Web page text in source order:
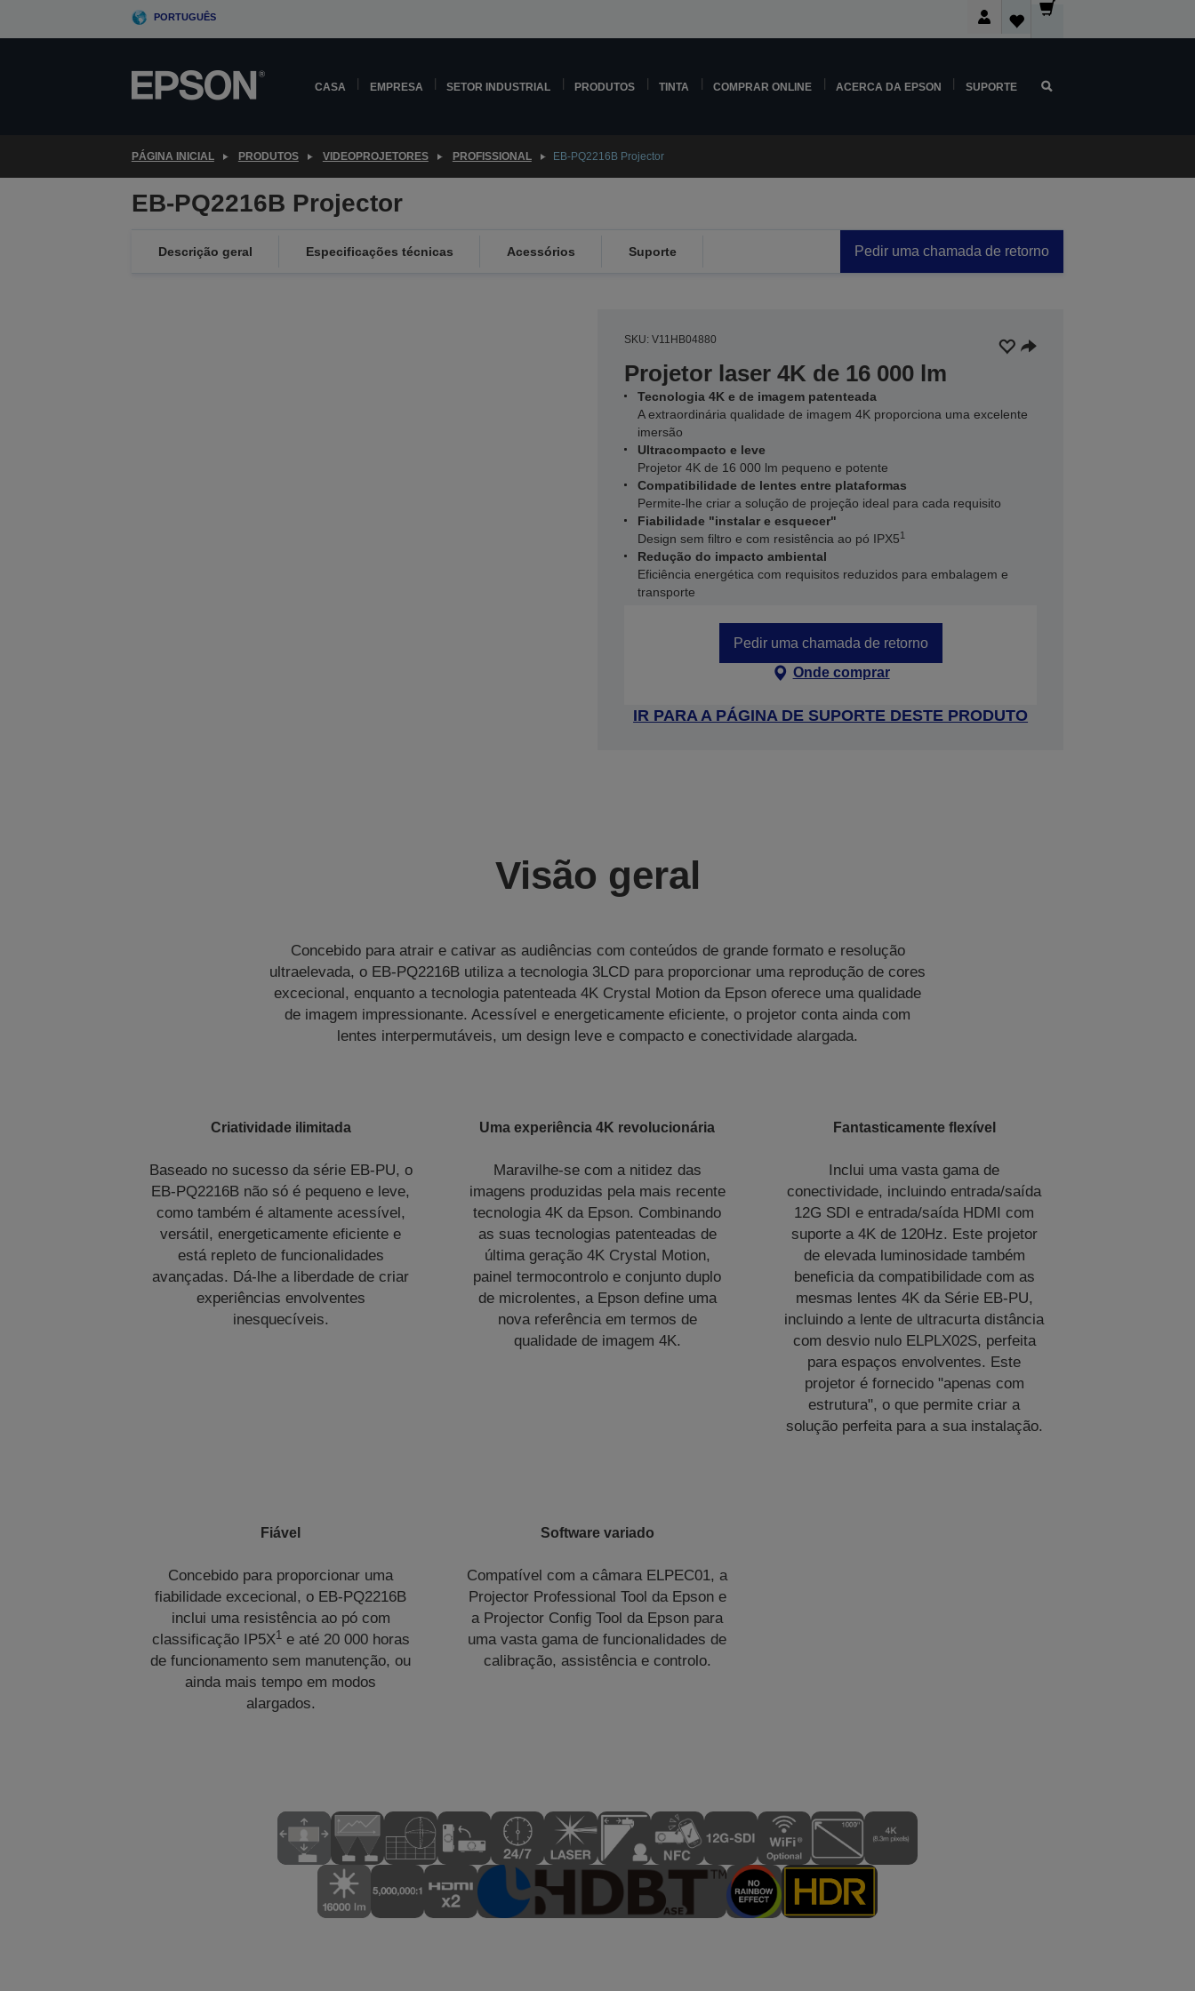
PORTUGUÊS
CASA EMPRESA SETOR INDUSTRIAL PRODUTOS TINTA COMPRAR ONLINE ACERCA DA EPSON SUPORTE
PÁGINA INICIAL PRODUTOS VIDEOPROJETORES PROFISSIONAL EB-PQ2216B Projector
EB-PQ2216B Projector
Descrição geral Especificações técnicas Acessórios Suporte Pedir uma chamada de retorno
SKU: V11HB04880
Projetor laser 4K de 16 000 lm
Tecnologia 4K e de imagem patenteada
A extraordinária qualidade de imagem 4K proporciona uma excelente
imersão
Ultracompacto e leve
Projetor 4K de 16 000 lm pequeno e potente
Compatibilidade de lentes entre plataformas
Permite-lhe criar a solução de projeção ideal para cada requisito
Fiabilidade "instalar e esquecer"
Design sem filtro e com resistência ao pó IPX51
Redução do impacto ambiental
Eficiência energética com requisitos reduzidos para embalagem e
transporte
Pedir uma chamada de retorno
Onde comprar
IR PARA A PÁGINA DE SUPORTE DESTE PRODUTO
Visão geral
Concebido para atrair e cativar as audiências com conteúdos de grande formato e resolução
ultraelevada, o EB-PQ2216B utiliza a tecnologia 3LCD para proporcionar uma reprodução de cores
excecional, enquanto a tecnologia patenteada 4K Crystal Motion da Epson oferece uma qualidade
de imagem impressionante. Acessível e energeticamente eficiente, o projetor conta ainda com
lentes interpermutáveis, um design leve e compacto e conectividade alargada.
Criatividade ilimitada
Baseado no sucesso da série EB-PU, o
EB-PQ2216B não só é pequeno e leve,
como também é altamente acessível,
versátil, energeticamente eficiente e
está repleto de funcionalidades
avançadas. Dá-lhe a liberdade de criar
experiências envolventes
inesquecíveis.
Uma experiência 4K revolucionária
Maravilhe-se com a nitidez das
imagens produzidas pela mais recente
tecnologia 4K da Epson. Combinando
as suas tecnologias patenteadas de
última geração 4K Crystal Motion,
painel termocontrolo e conjunto duplo
de microlentes, a Epson define uma
nova referência em termos de
qualidade de imagem 4K.
Fantasticamente flexível
Inclui uma vasta gama de
conectividade, incluindo entrada/saída
12G SDI e entrada/saída HDMI com
suporte a 4K de 120Hz. Este projetor
de elevada luminosidade também
beneficia da compatibilidade com as
mesmas lentes 4K da Série EB-PU,
incluindo a lente de ultracurta distância
com desvio nulo ELPLX02S, perfeita
para espaços envolventes. Este
projetor é fornecido "apenas com
estrutura", o que permite criar a
solução perfeita para a sua instalação.
Fiável
Concebido para proporcionar uma
fiabilidade excecional, o EB-PQ2216B
inclui uma resistência ao pó com
classificação IP5X1e até 20 000 horas
de funcionamento sem manutenção, ou
ainda mais tempo em modos
alargados.
Software variado
Compatível com a câmara ELPEC01, a
Projector Professional Tool da Epson e
a Projector Config Tool da Epson para
uma vasta gama de funcionalidades de
calibração, assistência e controlo.